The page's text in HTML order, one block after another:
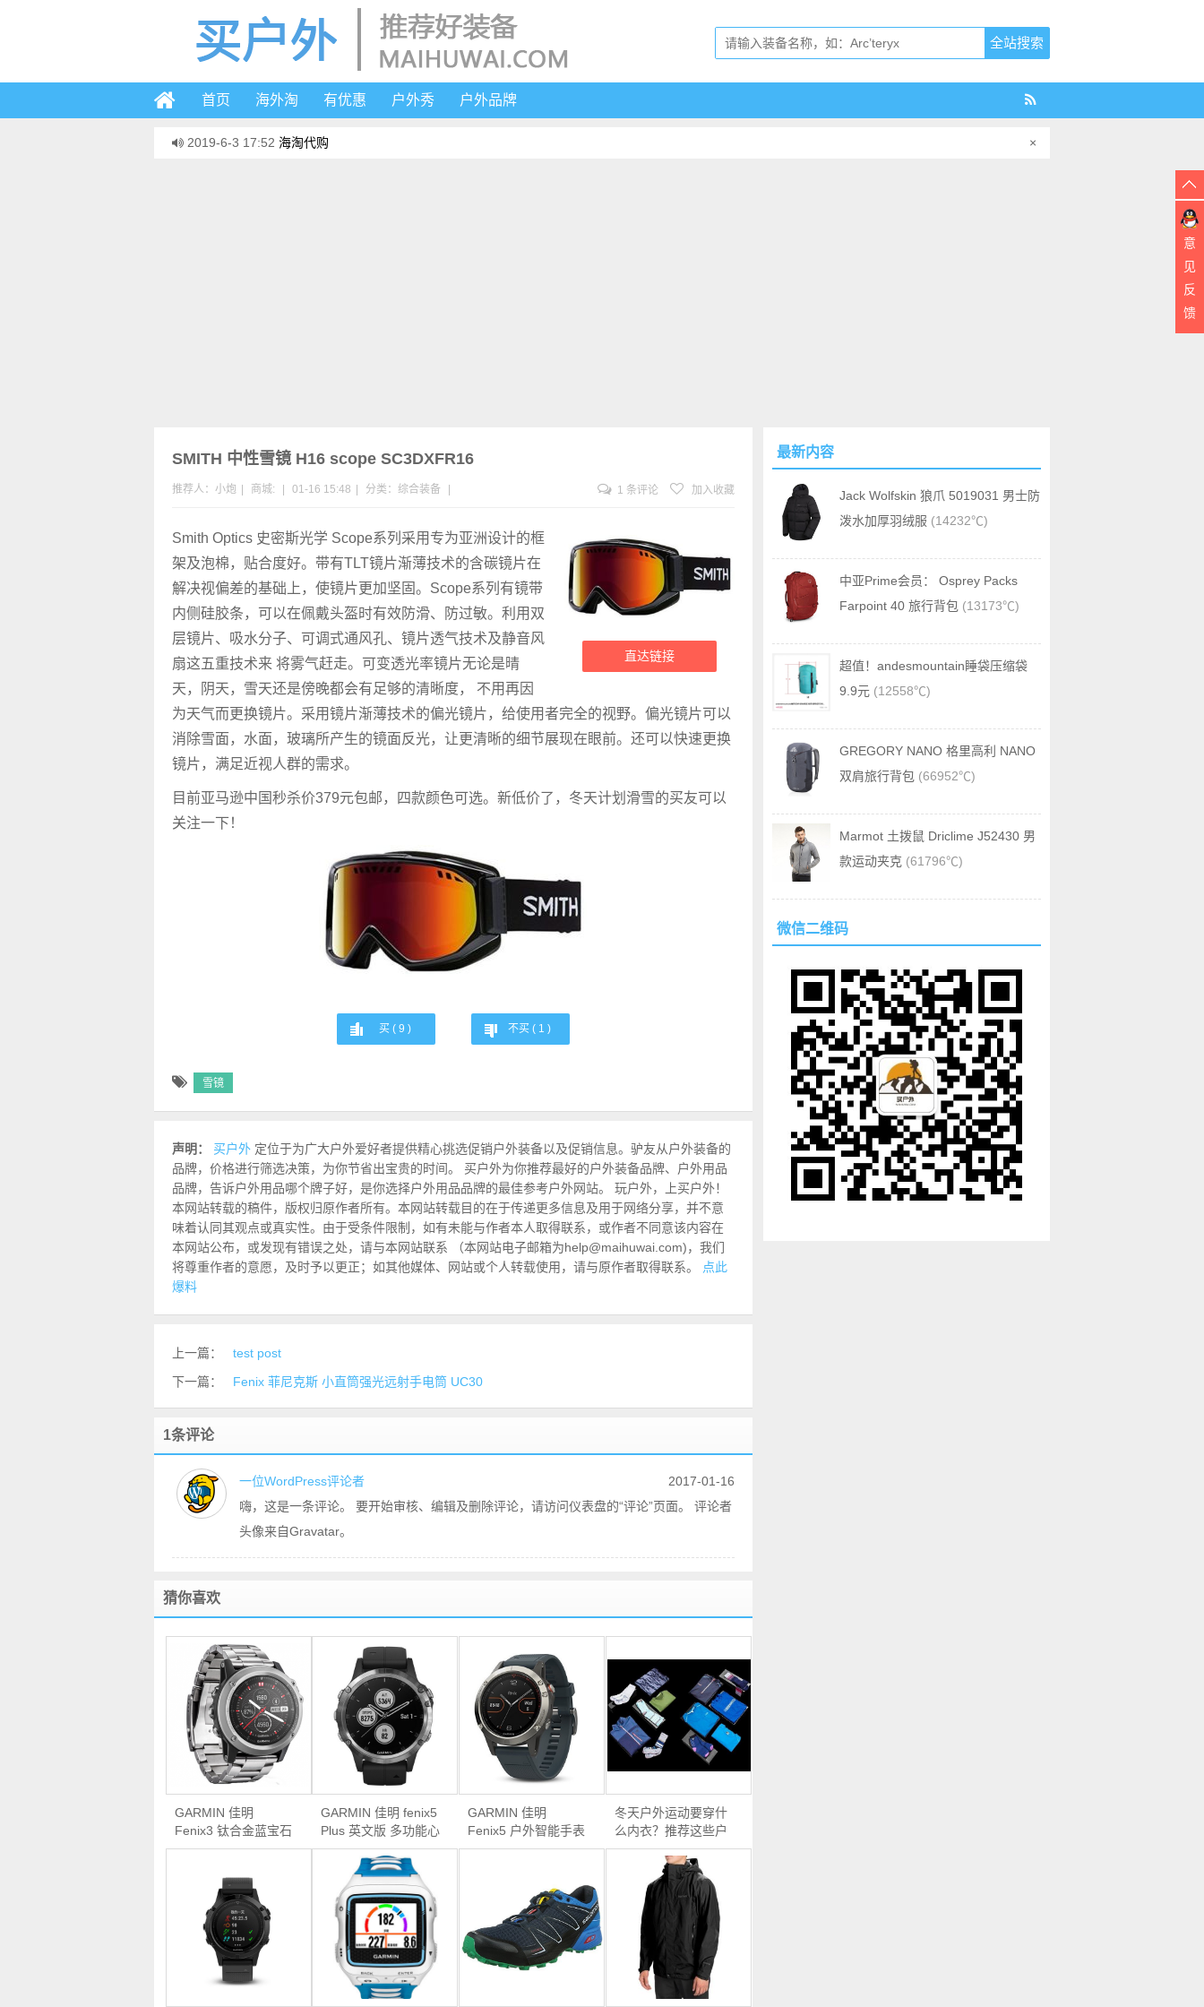
首页 海外淘 有优惠 户外秀 户外品牌
2019-6-3 17:52 海淘代购 ×
SMITH 中性雪镜 H16 scope SC3DXFR16
推荐人：小炮 商城: 01-16 15:48 分类： 综合装备 1 条评论 加入收藏
直达链接
Smith Optics 史密斯光学 Scope系列采用专为亚洲设计的框
架及泡棉，贴合度好。带有TLT镜片渐薄技术的含碳镜片在
解决视偏差的基础上，使镜片更加坚固。Scope系列有镜带
内侧硅胶条，可以在佩戴头盔时有效防滑、防过敏。利用双
层镜片、吸水分子、可调式通风孔、镜片透气技术及静音风
扇这五重技术来 将雾气赶走。可变透光率镜片无论是晴
天，阴天，雪天还是傍晚都会有足够的清晰度， 不用再因
为天气而更换镜片。采用镜片渐薄技术的偏光镜片，给使用者完全的视野。偏光镜片可以
消除雪面，水面，玻璃所产生的镜面反光，让更清晰的细节展现在眼前。还可以快速更换
镜片，满足近视人群的需求。
目前亚马逊中国秒杀价379元包邮，四款颜色可选。新低价了，冬天计划滑雪的买友可以
关注一下！
买 ( 9 ) 不买 ( 1 )
雪镜
声明： 买户外 定位于为广大户外爱好者提供精心挑选促销户外装备以及促销信息。驴友从户外装备的
品牌，价格进行筛选决策，为你节省出宝贵的时间。 买户外为你推荐最好的户外装备品牌、户外用品
品牌，告诉户外用品哪个牌子好，是你选择户外用品品牌的最佳参考户外网站。 玩户外，上买户外！
本网站转载的稿件，版权归原作者所有。本网站转载目的在于传递更多信息及用于网络分享，并不意
味着认同其观点或真实性。由于受条件限制，如有未能与作者本人取得联系，或作者不同意该内容在
本网站公布，或发现有错误之处，请与本网站联系 （本网站电子邮箱为help@maihuwai.com)，我们
将尊重作者的意愿，及时予以更正；如其他媒体、网站或个人转载使用，请与原作者取得联系。
点此
爆料
上一篇：
test post
下一篇：
Fenix 菲尼克斯 小直筒强光远射手电筒 UC30
1条评论
一位WordPress评论者
2017-01-16
嗨，这是一条评论。 要开始审核、编辑及删除评论，请访问仪表盘的“评论”页面。 评论者
头像来自Gravatar。
猜你喜欢
GARMIN 佳明
Fenix3 钛合金蓝宝石
英文版 GPS运动手表
GARMIN 佳明 fenix5
Plus 英文版 多功能心
率腕表
GARMIN 佳明
Fenix5 户外智能手表
（英文版）
冬天户外运动要穿什
么内衣？推荐这些户
外品牌
最新内容
Jack Wolfskin 狼爪 5019031 男士防
泼水加厚羽绒服 (14232℃)
中亚Prime会员： Osprey Packs
Farpoint 40 旅行背包 (13173℃)
超值！andesmountain睡袋压缩袋
9.9元 (12558℃)
GREGORY NANO 格里高利 NANO
双肩旅行背包 (66952℃)
Marmot 土拨鼠 Driclime J52430 男
款运动夹克 (61796℃)
微信二维码
意
见
反
馈